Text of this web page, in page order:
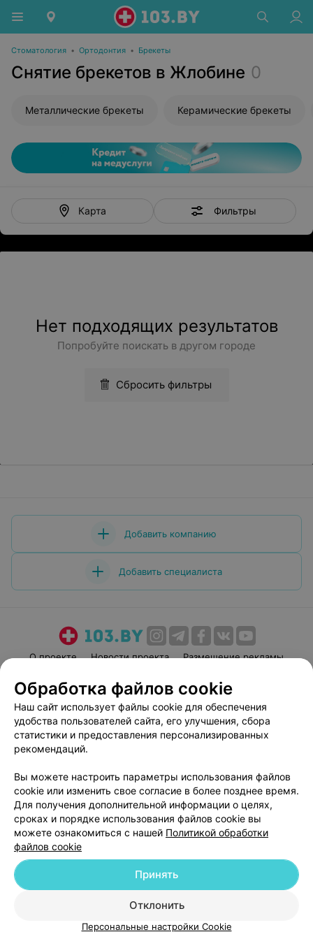
Стоматология • Ортодонтия • Брекеты
Снятие брекетов в Жлобине 0
Металлические брекеты Керамические брекеты
Карта Фильтры
Нет подходящих результатов
Попробуйте поискать в другом городе
Сбросить фильтры
Добавить компанию
Добавить специалиста
О проекте Новости проекта
Размещение рекламы
Пользовательское соглашение
Способы оплаты
Вакансии
Партнеры
Написать руководителю 103.by
Персональные настройки cookie
Обработка персональных данных
© 2026 ООО «Артокс Лаб», УНП 191700409| 220012, Республика Беларусь,
г. Минск, улица Толбухина, 2, пом. 16 | help@103.by
Служба поддержки +375 291212755
Обработка файлов cookie
Наш сайт использует файлы cookie для обеспечения
удобства пользователей сайта, его улучшения, сбора
статистики и предоставления персонализированных
рекомендаций.
Вы можете настроить параметры использования файлов
cookie или изменить свое согласие в более позднее время.
Для получения дополнительной информации о целях,
сроках и порядке использования файлов cookie вы
можете ознакомиться с нашей Политикой обработки
файлов cookie
Отклонить
Принять
Персональные настройки Cookie